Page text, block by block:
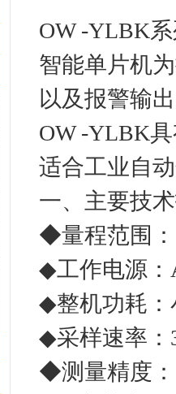
OW -YLBK
智能单片机
以及报警输
OW -YLBK
适合工业自
一、主要技
◆量程范围：
◆工作电源：
◆整机功耗：
◆采样速率：
◆测量精度：